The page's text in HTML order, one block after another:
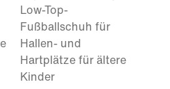
Low-Top-
Fußballschuh für
Hallen- und
Hartplätze für ältere
Kinder